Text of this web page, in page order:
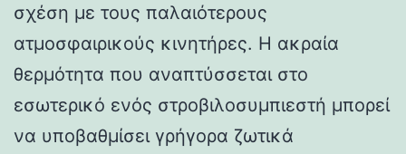
σχέση με τους παλαιότερους
ατμοσφαιρικούς κινητήρες. Η ακραία
θερμότητα που αναπτύσσεται στο
εσωτερικό ενός στροβιλοσυμπιεστή μπορεί
να υποβαθμίσει γρήγορα ζωτικά